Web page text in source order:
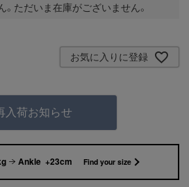
。ただいま在庫がございません。
お気に入りに登録
入荷お知らせ
Ankle +23cm Find your size